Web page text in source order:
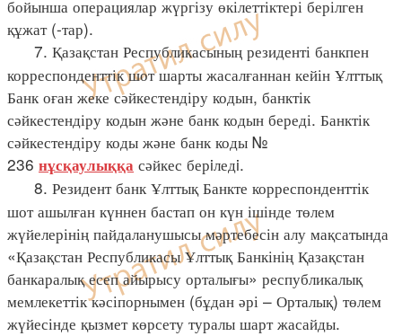
бойынша операциялар жүргізу өкілеттіктері берілген
құжат (-тар).
7. Қазақстан Республикасының резиденті банкпен
корреспонденттік шот шарты жасалғаннан кейін Ұлттық
Банк оған жеке сәйкестендіру кодын, банктік
сәйкестендіру кодын және банк кодын береді. Банктік
сәйкестендіру коды және банк коды №
236 нұсқаулыққа сәйкес берiледi.
8. Резидент банк Ұлттық Банкте корреспонденттік
шот ашылған күннен бастап он күн ішінде төлем
жүйелерінің пайдаланушысы мәртебесін алу мақсатында
«Қазақстан Республикасы Ұлттық Банкінің Қазақстан
банкаралық есеп айырысу орталығы» республикалық
мемлекеттік кәсіпорнымен (бұдан әрі – Орталық) төлем
жүйесінде қызмет көрсету туралы шарт жасайды.